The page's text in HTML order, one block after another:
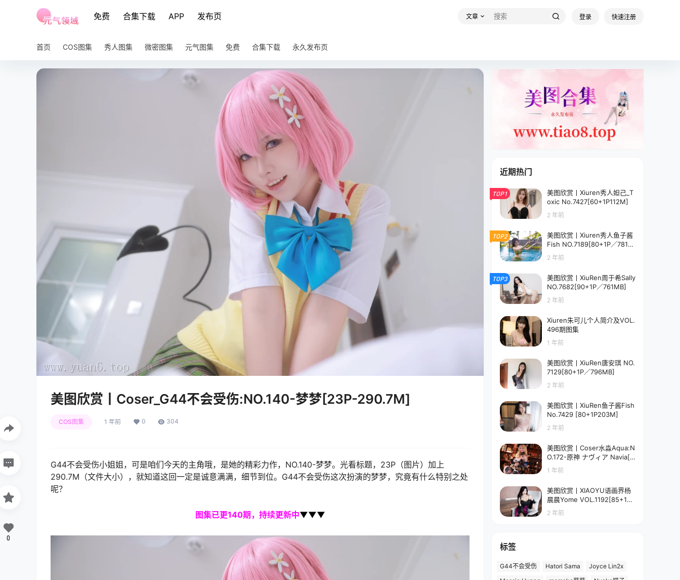
免费 合集下载 APP 发布页 文章 登录 快速注册
首页 COS图集 秀人图集 微密图集 元气图集 免费 合集下载 永久发布页
美图欣赏丨Coser_G44不会受伤:NO.140-梦梦[23P-290.7M]
COS图集 1 年前 0 304
G44不会受伤小姐姐，可是咱们今天的主角哦，是她的精彩力作，NO.140-梦梦。光看标题，23P（图片）加上
290.7M（文件大小），就知道这回一定是诚意满满，细节到位。G44不会受伤这次扮演的梦梦，究竟有什么特别之处
呢？
图集已更140期，持续更新中▼▼▼
0
近期热门
TOP1
美图欣赏丨Xiuren秀人妲己_T
oxic No.7427[60+1P112M]
2 年前
TOP2
美图欣赏丨Xiuren秀人鱼子酱
Fish NO.7189[80+1P／781M
2 年前
TOP3
美图欣赏丨XiuRen周于希Sally
NO.7682[90+1P／761MB]
2 年前
Xiuren朱可儿个人简介及VOL.
496期图集
1 年前
美图欣赏丨XiuRen唐安琪 NO.
7129[80+1P／796MB]
2 年前
美图欣赏丨XiuRen鱼子酱Fish
No.7429 [80+1P203M]
2 年前
美图欣赏丨Coser水淼Aqua:N
O.172-原神 ナヴィア Navia[5
8P-90.7M]
1 年前
美图欣赏丨XIAOYU语画界杨
晨晨Yome VOL.1192[85+1P
／673MB]
2 年前
标签
G44不会受伤 Hatori Sama
Joyce Lin2x